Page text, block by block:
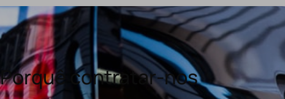
Porquê contratar-nos